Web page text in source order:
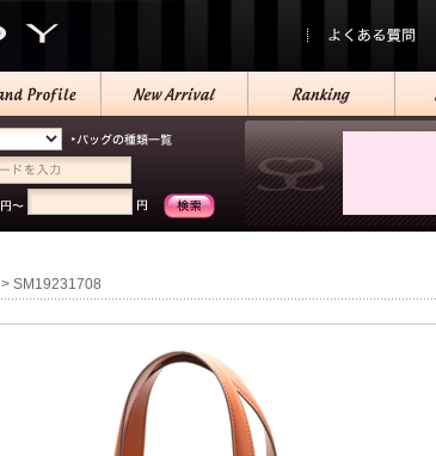
> SM19231708